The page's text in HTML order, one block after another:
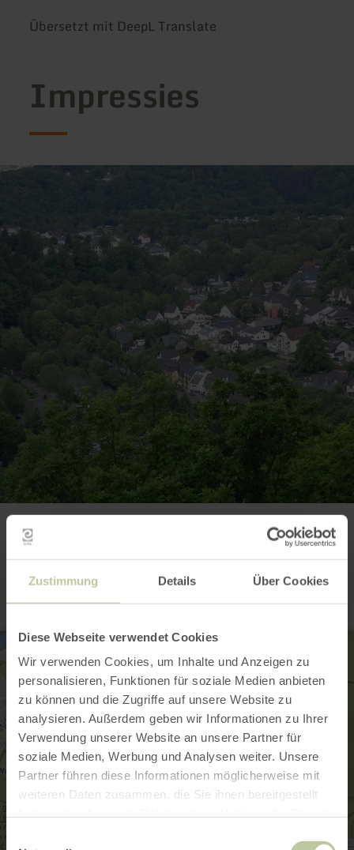
Zustimmung Details Über Cookies
Diese Webseite verwendet Cookies
Wir verwenden Cookies, um Inhalte und Anzeigen zu
personalisieren, Funktionen für soziale Medien anbieten
zu können und die Zugriffe auf unsere Website zu
analysieren. Außerdem geben wir Informationen zu Ihrer
Verwendung unserer Website an unsere Partner für
soziale Medien, Werbung und Analysen weiter. Unsere
Partner führen diese Informationen möglicherweise mit
weiteren Daten zusammen, die Sie ihnen bereitgestellt
Übersetzt mit DeepL Translate
Impressies
Contact